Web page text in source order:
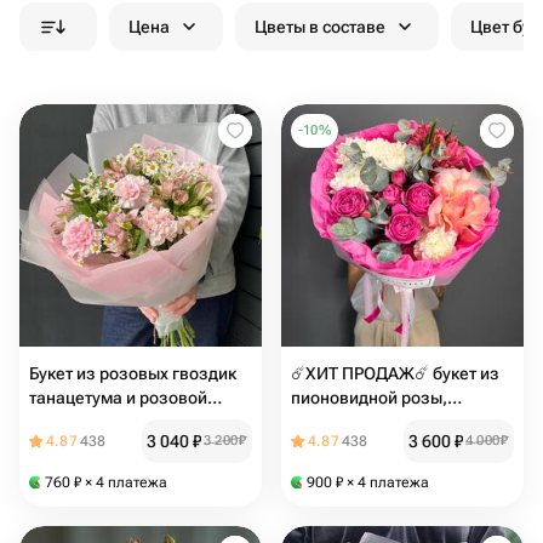
Цена Цветы в составе Цвет
Букет из розовых гвоздик
танацетума и розовой
4.87438 3 040₽3 200₽
760 ₽ × 4 платежа
-10%
☄️ХИТ ПРОДАЖ☄️ букет из
пионовидной розы,
хризантемы, диантуса,
4.87438 3 600₽4 000₽
900 ₽ × 4 платежа